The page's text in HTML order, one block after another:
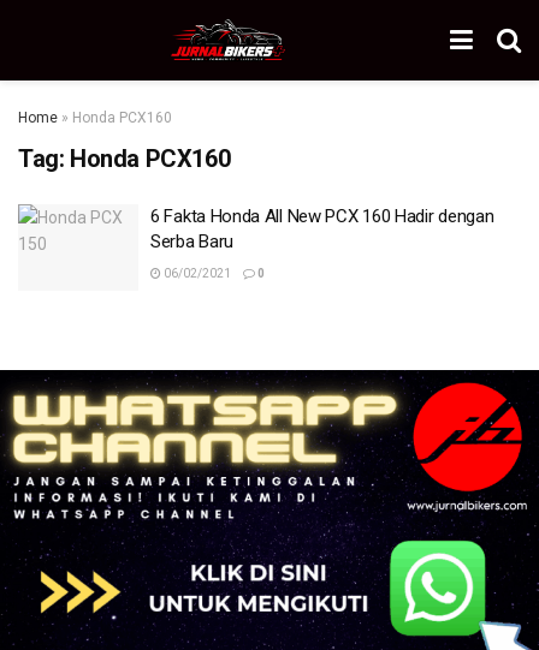
Home » Honda PCX160
Tag: Honda PCX160
6 Fakta Honda All New PCX 160 Hadir dengan
Serba Baru
06/02/2021 0